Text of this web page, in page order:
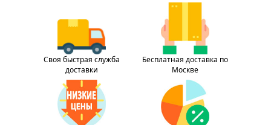
Своя быстрая служба
доставки
Бесплатная доставка по
Москве